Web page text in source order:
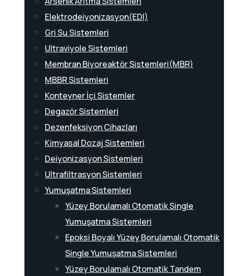
Elektrodeiyonizasyon(EDI)
Gri Su Sistemleri
Ultraviyole Sistemleri
Membran Biyoreaktör Sistemleri(MBR)
MBBR Sistemleri
Konteyner İçi Sistemler
Degazör Sistemleri
Dezenfeksiyon Cihazları
Kimyasal Dozaj Sistemleri
Deiyonizasyon Sistemleri
Ultrafiltrasyon Sistemleri
Yumuşatma Sistemleri
Yüzey Borulamalı Otomatik Single
Yumuşatma Sistemleri
Epoksi Boyalı Yüzey Borulamalı Otomatik
Single Yumuşatma Sistemleri
Yüzey Borulamalı Otomatik Tandem